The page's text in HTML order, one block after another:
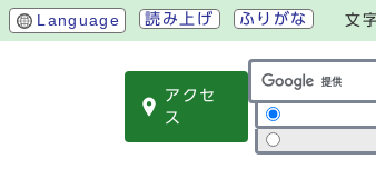
Language 読み上げ ふりがな 文
アクセ
ス
サイト内検索の